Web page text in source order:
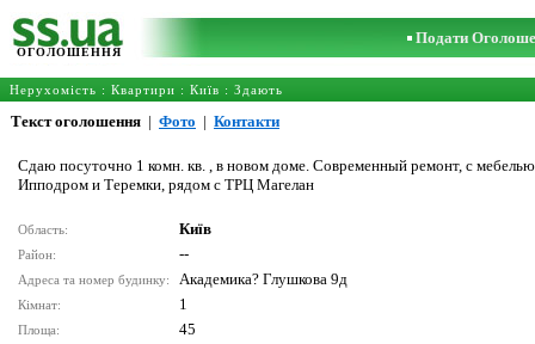
ОГОЛОШЕННЯ
Подати
Нерухомість : Квартири : Київ : Здають
Текст оголошення | Фото | Контакти
Сдаю посуточно 1 комн. кв. , в новом доме. Современный ремонт, с
Ипподром и Теремки, рядом с ТРЦ Магелан
Область: Київ
Район: --
Адреса та номер будинку: Академика? Глушкова 9д
Кімнат: 1
Площа: 45